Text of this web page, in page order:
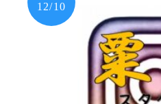
12/10